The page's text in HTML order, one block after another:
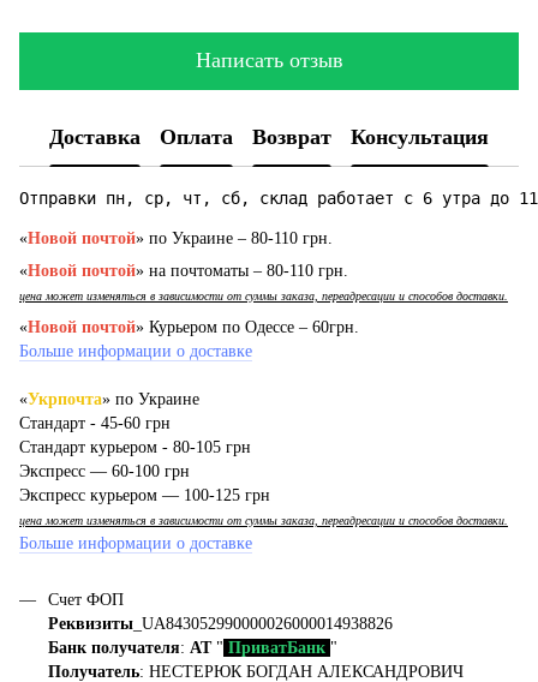
Написать отзыв
Доставка Оплата Возврат Консультация
Отправки пн, ср, чт, сб, склад работает с 6 утра до
«Новой почтой» по Украине – 80-110 грн.
«Новой почтой» на почтоматы – 80-110 грн.
цена может изменяться в зависимости от суммы заказа, переадресации и способов доставки.
«Новой почтой» Курьером по Одессе – 60грн.
Больше информации о доставке
«Укрпочта» по Украине
Стандарт - 45-60 грн
Стандарт курьером - 80-105 грн
Экспресс — 60-100 грн
Экспресс курьером — 100-125 грн
цена может изменяться в зависимости от суммы заказа, переадресации и способов доставки.
Больше информации о доставке
Счет ФОП
Реквизиты _UA843052990000026000014938826
Банк получателя: АТ" ПриватБанк "
Получатель: НЕСТЕРЮК БОГДАН АЛЕКСАНДРОВИЧ